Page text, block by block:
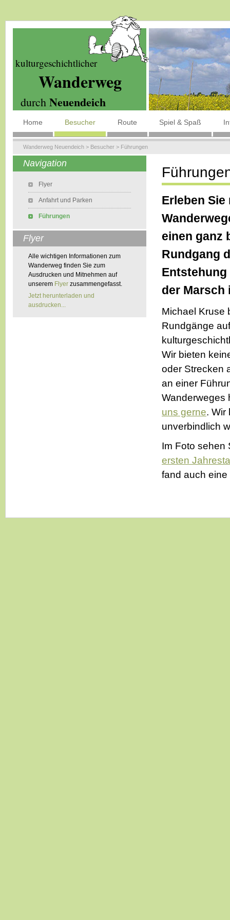
kulturgeschichtlicher
Wanderweg
durch Neuendeich
Home Besucher Route Spiel & Spaß
Wanderweg Neuendeich > Besucher > Führungen
Navigation
Flyer
Anfahrt und Parken
Führungen
Flyer
Alle wichtigen Informationen zum
Wanderweg finden Sie zum
Ausdrucken und Mitnehmen auf
unserem Flyer zusammengefasst.
Jetzt herunterladen und
ausdrucken...
Erleben Sie
einen ganz
Rundgang
der Marsch
Michael Kruse
Rundgänge
Wir bieten
oder Strecken
an einer
Wanderweges
uns gerne. Wir
unverbindlich
Im Foto sehen
ersten
fand auch